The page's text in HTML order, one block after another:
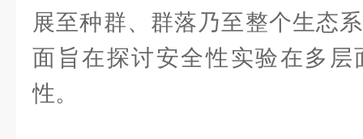
展至种群、群落乃至整个生态
面旨在探讨安全性实验在多层
性。